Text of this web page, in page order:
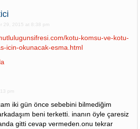
29, 2015 at 8:38 pm
kotu-komsu-ve-kotu-
icin-okunacak-esma.html
pm
iki gün önce sebebini bilmediğim
beni terketti. inanın öyle çaresiz
gitti cevap vermeden.onu tekrar